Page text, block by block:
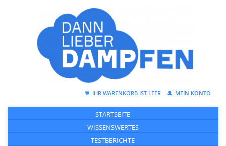
IHR WARENKORB IST LEER MEIN KONTO
STARTSEITE
WISSENSWERTES
TESTBERICHTE